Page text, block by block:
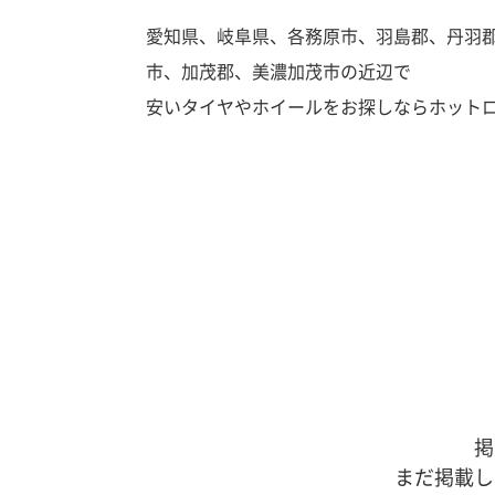
愛知県、岐阜県、各務原市、羽島郡、丹羽
市、加茂郡、美濃加茂市の近辺で
安いタイヤやホイールをお探しならホット
まだ掲載